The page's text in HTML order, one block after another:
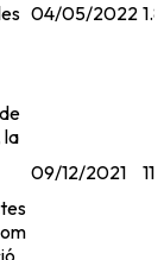
04/05/2022
la
09/12/2021